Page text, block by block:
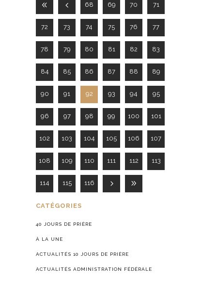
68 69 70 71
72 73 74 75 76 77
78 79 80 81 82 83
84 85 86 87 88 89
90 91 92 93 94 95
96 97 98 99 100 101
102 103 104 105 106 107
108 109 110 111 112 113
114 115 116
CATÉGORIES
40 JOURS DE PRIÈRE
À LA UNE
ACTUALITÉS 10 JOURS DE PRIÈRE
ACTUALITÉS ADMINISTRATION FÉDÉRALE